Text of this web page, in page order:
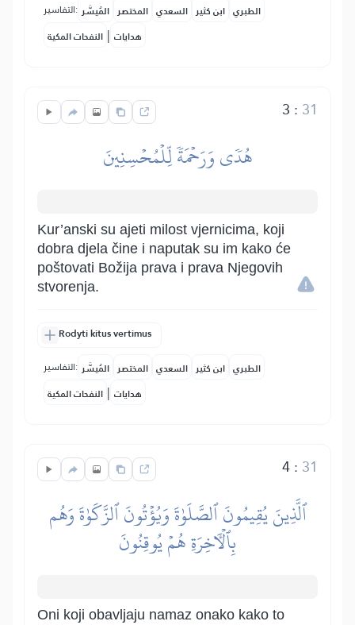
التفاسير: المُيسَّر المختصر السعدي ابن كثير الطبري
النفحات المكية | هدايات
3 : 31
هُدٗى وَرَحۡمَةٗ لِّلۡمُحۡسِنِينَ
Kur’anski su ajeti milost vjernicima, koji
dobra djela čine i naputak su im kako će
poštovati Božija prava i prava Njegovih
stvorenja.
Rodyti kitus vertimus
التفاسير: المُيسَّر المختصر السعدي ابن كثير الطبري
النفحات المكية | هدايات
4: 31
ٱلَّذِينَ يُقِيمُونَ ٱلصَّلَوٰةَ وَيُؤۡتُونَ ٱلزَّكَوٰةَ وَهُم
بِٱلۡأٓخِرَةِ هُمۡ يُوقِنُونَ
Oni koji obavljaju namaz onako kako to